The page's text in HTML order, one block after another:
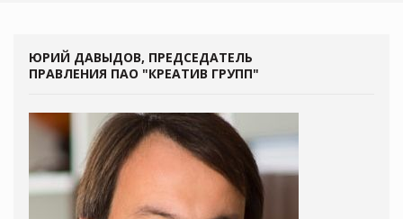
ЮРИЙ ДАВЫДОВ, ПРЕДСЕДАТЕЛЬ
ПРАВЛЕНИЯ ПАО "КРЕАТИВ ГРУПП"